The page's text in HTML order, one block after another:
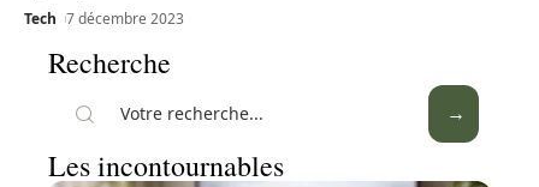
Tech 7 décembre 2023
Recherche
Les incontournables